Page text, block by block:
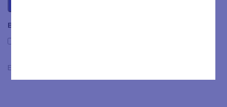
Beoordelingen
Er zijn nog geen beoordelingen.